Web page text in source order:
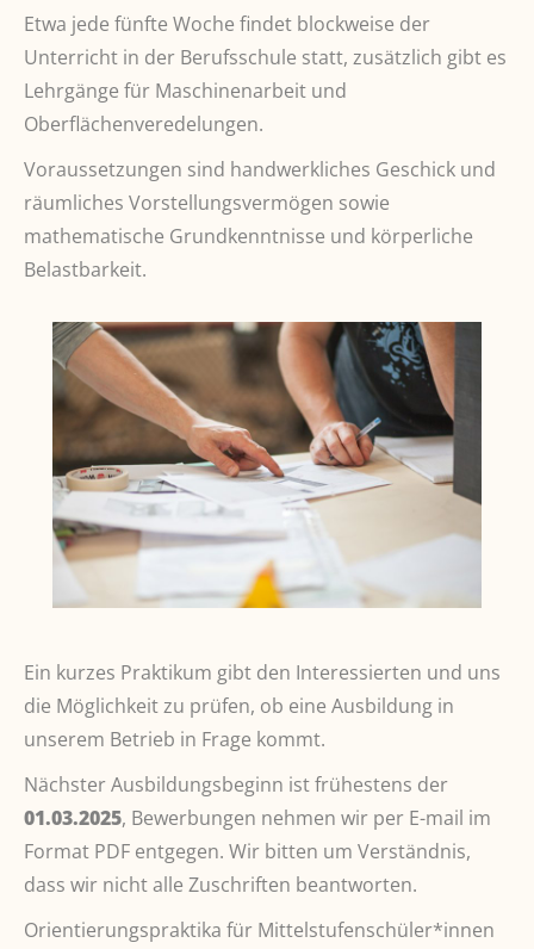
Etwa jede fünfte Woche findet blockweise der
Unterricht in der Berufsschule statt, zusätzlich gibt es
Lehrgänge für Maschinenarbeit und
Oberflächenveredelungen.
Voraussetzungen sind handwerkliches Geschick und
räumliches Vorstellungsvermögen sowie
mathematische Grundkenntnisse und körperliche
Belastbarkeit.
Ein kurzes Praktikum gibt den Interessierten und uns
die Möglichkeit zu prüfen, ob eine Ausbildung in
unserem Betrieb in Frage kommt.
Nächster Ausbildungsbeginn ist frühestens der
01.03.2025, Bewerbungen nehmen wir per E-mail im
Format PDF entgegen. Wir bitten um Verständnis,
dass wir nicht alle Zuschriften beantworten.
Orientierungspraktika für Mittelstufenschüler*innen